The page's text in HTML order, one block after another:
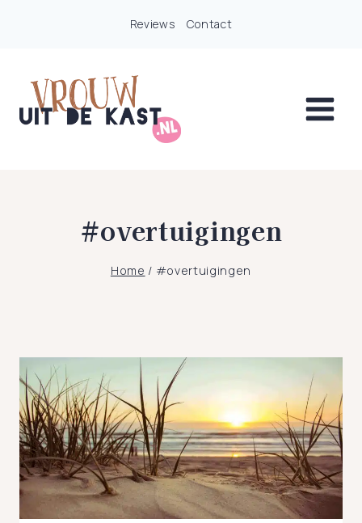
Reviews Contact
#overtuigingen
Home / #overtuigingen